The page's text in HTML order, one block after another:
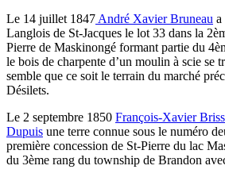
Le 14 juillet 1847 André Xavier Bruneau a
Langlois de St-Jacques le lot 33 dans la
Pierre de Maskinongé formant partie du
le bois de charpente d’un moulin à scie se
semble que ce soit le terrain du marché
Désilets.
Le 2 septembre 1850 François-Xavier
Dupuis une terre connue sous le numéro
première concession de St-Pierre du lac
du 3ème rang du township de Brandon